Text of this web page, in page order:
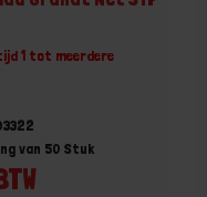
1 tot meerdere
van 50 Stuk